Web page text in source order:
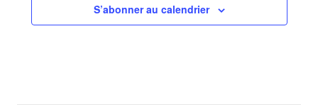
S’abonner au calendrier